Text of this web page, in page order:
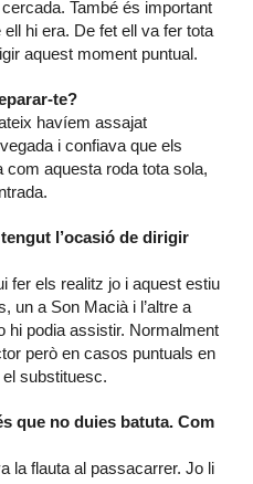
També és important
hi era. De fet ell va fer tota
aquest moment puntual.
te?
havíem assajat
i confiava que els
aquesta roda tota sola,
l’ocasió de dirigir
fer els realitz jo i aquest estiu
un a Son Macià i l’altre a
hi podia assistir. Normalment
però en casos puntuals en
substituesc.
que no duies batuta. Com
la flauta al passacarrer. Jo li